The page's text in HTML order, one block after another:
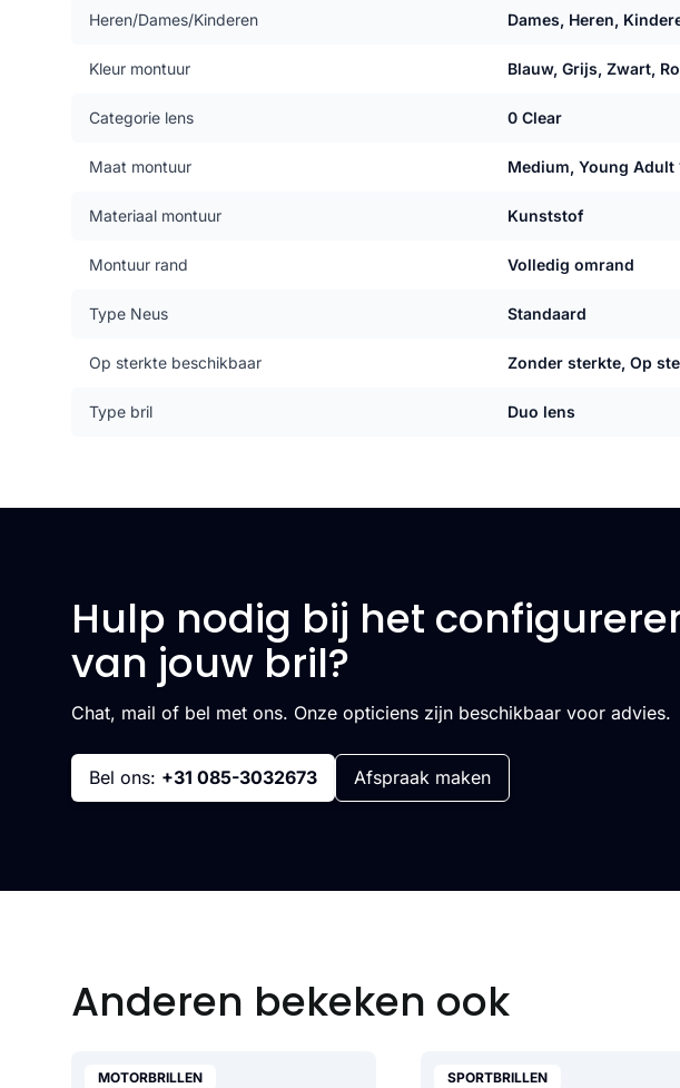
Heren/Dames/Kinderen Dames, Heren,
Kleur montuur Blauw, Grijs, Zwart,
Categorie lens 0 Clear
Maat montuur Medium, Young Adult
Materiaal montuur Kunststof
Montuur rand Volledig omrand
Type Neus Standaard
Op sterkte beschikbaar Zonder sterkte, Op
Type bril Duo lens
Hulp nodig bij het
van jouw bril?
Chat, mail of bel met ons. Onze opticiens zijn beschikbaar voor advies.
Bel ons: +31 085-3032673 Afspraak maken
Anderen bekeken ook
MOTORBRILLEN SPORTBRILLEN